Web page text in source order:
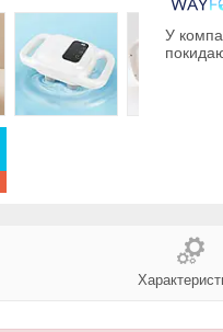
У